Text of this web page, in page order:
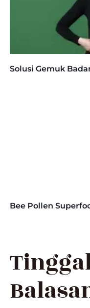
Solusi Gemuk
Bee Pollen